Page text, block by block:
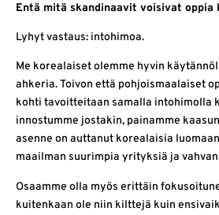
Entä mitä skandinaavit voisivat oppia
Lyhyt vastaus: intohimoa.
Me korealaiset olemme hyvin
ahkeria. Toivon että pohjoismaalaiset
kohti tavoitteitaan samalla intohimolla
innostumme jostakin, painamme
asenne on auttanut korealaisia
maailman suurimpia yrityksiä ja
Osaamme olla myös erittäin
kuitenkaan ole niin kilttejä kuin